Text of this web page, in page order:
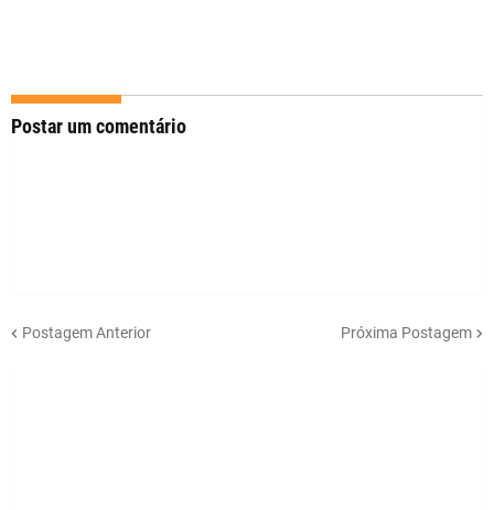
Postar um comentário
Postagem Anterior Próxima Postagem